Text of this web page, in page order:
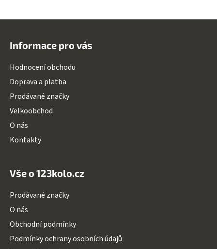
Informace pro vás
Hodnocení obchodu
Doprava a platba
Prodávané značky
Velkoobchod
O nás
Kontakty
Vše o 123kolo.cz
Prodávané značky
O nás
Obchodní podmínky
Podmínky ochrany osobních údajů